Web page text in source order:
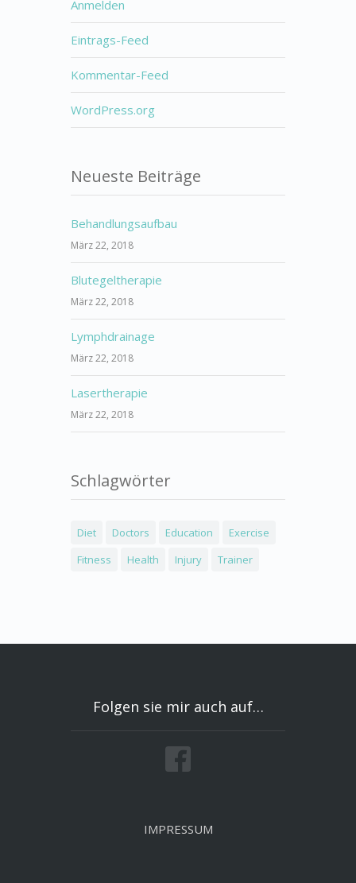
Anmelden
Eintrags-Feed
Kommentar-Feed
WordPress.org
Neueste Beiträge
Behandlungsaufbau
März 22, 2018
Blutegeltherapie
März 22, 2018
Lymphdrainage
März 22, 2018
Lasertherapie
März 22, 2018
Schlagwörter
Diet Doctors Education
Exercise
Fitness
Health Injury Trainer
Folgen sie mir auch auf…
IMPRESSUM